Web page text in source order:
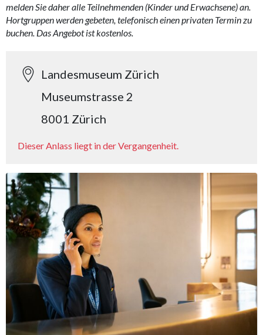
melden Sie daher alle Teilnehmenden (Kinder und Erwachsene) an.
Hortgruppen werden gebeten, telefonisch einen privaten Termin zu
buchen. Das Angebot ist kostenlos.
Landesmuseum Zürich
Museumstrasse 2
8001 Zürich
Dieser Anlass liegt in der Vergangenheit.